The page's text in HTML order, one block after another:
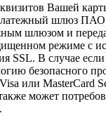
Вашей
шлюз
шлюзом и
режиме с
SSL. В случае
безопасного
или MasterCard
может